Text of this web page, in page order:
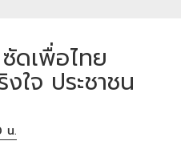
ดเพื่อไทย
ใจ ประชาชน
น.